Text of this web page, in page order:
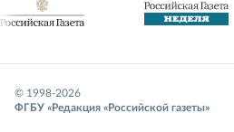
© 1998-2026
ФГБУ «Редакция «Российской газеты»